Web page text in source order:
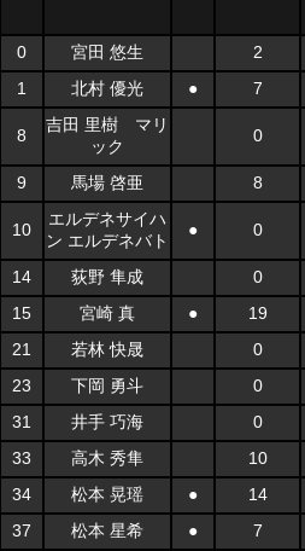
0 宮田 悠生 2
1
北村 優光 ● 7
8
吉田 里樹 マリ
ック
0
9 馬場 啓亜 8
10
エルデネサイハ
ン エルデネバト
● 0
14 荻野 隼成 0
15
宮崎 真 ● 19
21
若林 快晟 0
23
下岡 勇斗 0
31
井手 巧海 0
33
高木 秀隼 10
34
松本 晃瑶 ● 14
37
松本 星希 ● 7